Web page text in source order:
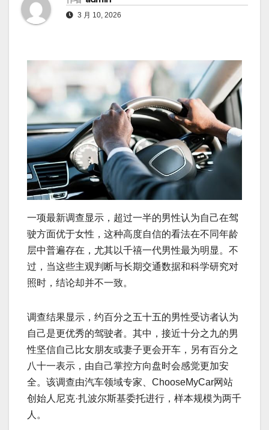
3 月 10, 2026
一项最新调查显示，超过一半的男性认为自己在驾
驶方面优于女性，这种高度自信的看法在不同年龄
层中普遍存在，尤其以千禧一代男性最为明显。不
过，当这些主观判断与长期交通数据和科学研究对
照时，结论却并不一致。
调查结果显示，约百分之五十五的男性受访者认为
自己是更优秀的驾驶者。其中，接近十分之九的男
性坚信自己比女朋友或妻子更会开车，另有百分之
八十一表示，由自己掌控方向盘时会感觉更加安
全。该调查由汽车领域专家、ChooseMyCar网站
创始人尼克·扎波尔斯基委托进行，样本规模为两千
人。